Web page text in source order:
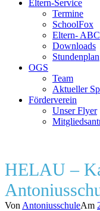
Eltern-Service
Termine
SchoolFox
Eltern- ABC
Downloads
Stundenplan
OGS
Team
Aktueller
Förderverein
Unser Flyer
HELAU –
Von AntoniusschuleAm